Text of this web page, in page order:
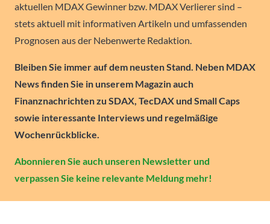
aktuellen MDAX Gewinner bzw. MDAX Verlierer sind –
stets aktuell mit informativen Artikeln und umfassenden
Prognosen aus der Nebenwerte Redaktion.
Bleiben Sie immer auf dem neusten Stand. Neben MDAX
News finden Sie in unserem Magazin auch
Finanznachrichten zu SDAX, TecDAX und Small Caps
sowie interessante Interviews und regelmäßige
Wochenrückblicke.
Abonnieren Sie auch unseren Newsletter und
verpassen Sie keine relevante Meldung mehr!